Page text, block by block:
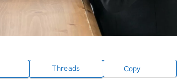
Threads Copy